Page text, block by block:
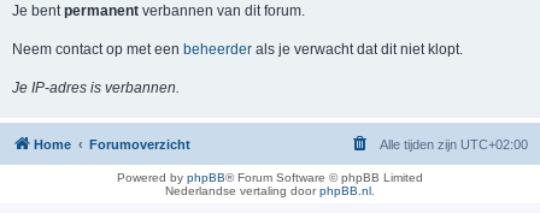
Je bentpermanent verbannen van dit forum.
Neem contact op met een beheerder als je verwacht dat dit niet klopt.
Je IP-adres is verbannen.
Home Forumoverzicht Alle tijden zijn UTC+02:00
Powered by phpBB® Forum Software © phpBB Limited
Nederlandse vertaling doorphpBB.nl